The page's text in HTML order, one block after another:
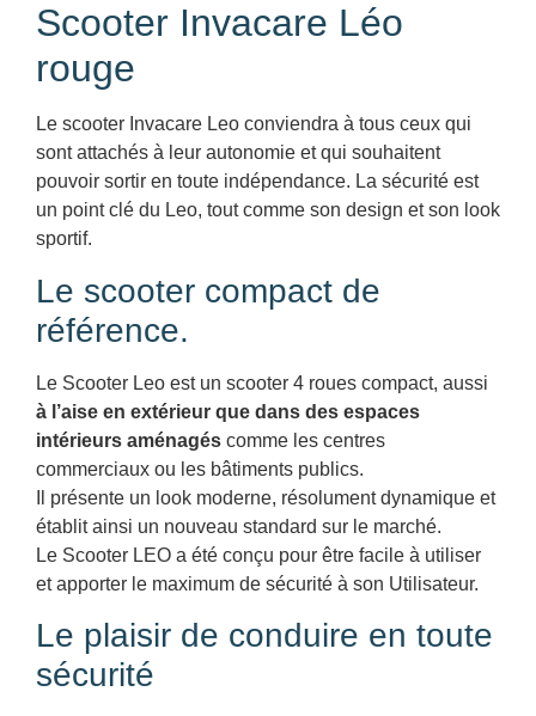
Scooter Invacare Léo
rouge
Le scooter Invacare Leo conviendra à tous ceux qui
sont attachés à leur autonomie et qui souhaitent
pouvoir sortir en toute indépendance. La sécurité est
un point clé du Leo, tout comme son design et son look
sportif.
Le scooter compact de
référence.
Le Scooter Leo est un scooter 4 roues compact, aussi
à l’aise en extérieur que dans des espaces
intérieurs aménagés comme les centres
commerciaux ou les bâtiments publics.
Il présente un look moderne, résolument dynamique et
établit ainsi un nouveau standard sur le marché.
Le Scooter LEO a été conçu pour être facile à utiliser
et apporter le maximum de sécurité à son Utilisateur.
Le plaisir de conduire en toute
sécurité